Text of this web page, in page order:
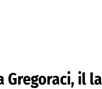
Gregoraci, il